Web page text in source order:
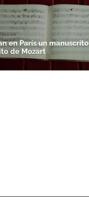
en París un manuscrito
de Mozart